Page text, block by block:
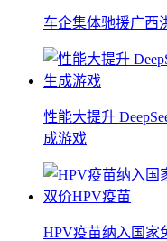
车企集体驰援广西
性能大提升
成游戏
HPV疫苗纳入国家